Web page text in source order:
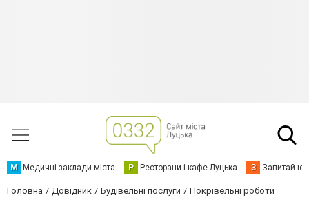
М Медичні заклади міста Р Ресторани і кафе Луцька З Запитай
Головна Довідник Будівельні послуги Покрівельні роботи